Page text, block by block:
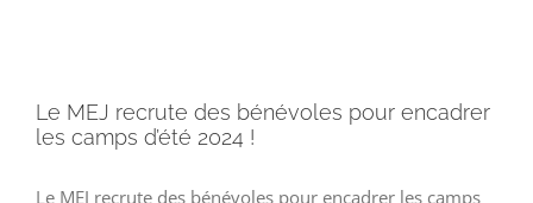
Le MEJ recrute des bénévoles pour encadrer
les camps d’été 2024 !
Le MEJ recrute des bénévoles pour encadrer les camps